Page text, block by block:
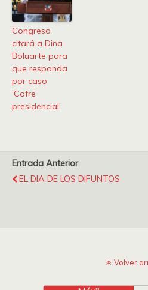
Congreso
citará a Dina
Boluarte para
que responda
por caso
‘Cofre
presidencial’
Entrada Anterior
EL DIA DE LOS DIFUNTOS
Volver